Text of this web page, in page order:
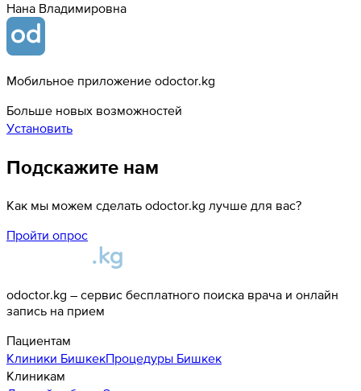
Нана Владимировна
Мобильное приложение odoctor.kg
Больше новых возможностей
Установить
Подскажите нам
Как мы можем сделать odoctor.kg лучше для вас?
Пройти опрос
odoctor.kg – сервис бесплатного поиска врача и онлайн
запись на прием
Пациентам
Клиники БишкекПроцедуры Бишкек
Клиникам